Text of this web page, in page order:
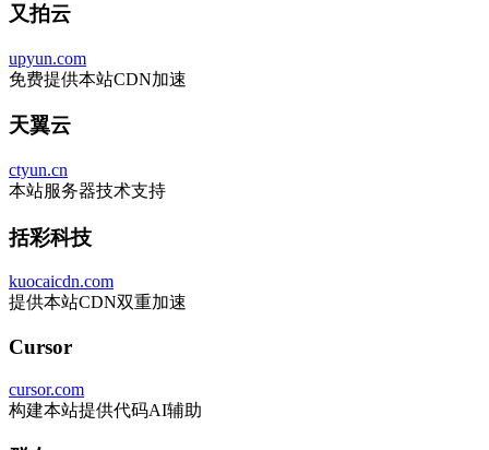
又拍云
upyun.com
免费提供本站CDN加速
天翼云
ctyun.cn
本站服务器技术支持
括彩科技
kuocaicdn.com
提供本站CDN双重加速
Cursor
cursor.com
构建本站提供代码AI辅助